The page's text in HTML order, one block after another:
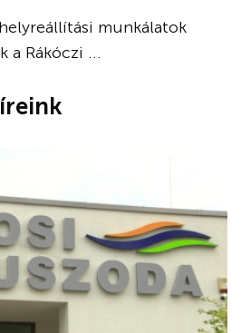
munkálatok
a Rákóczi ...